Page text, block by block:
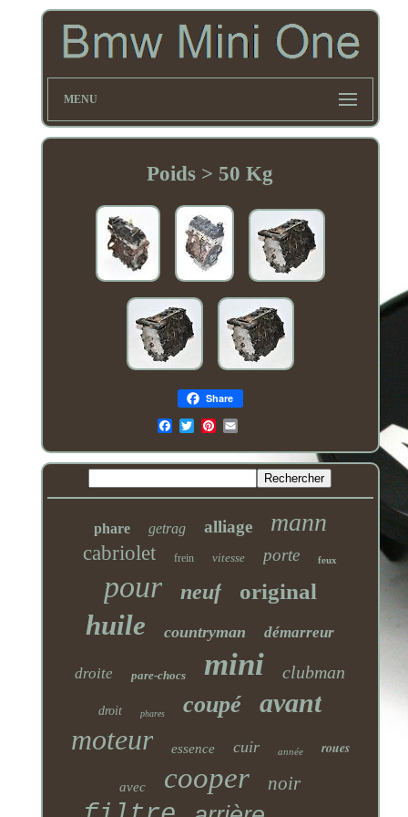
MENU
Poids > 50 Kg
Share
Email
phare getrag alliage mann
cabriolet frein vitesse porte feux
pour neuf original
huile countryman démarreur
droite pare-chocs mini clubman
droit phares coupé avant
moteur essence cuir année roues
avec cooper noir